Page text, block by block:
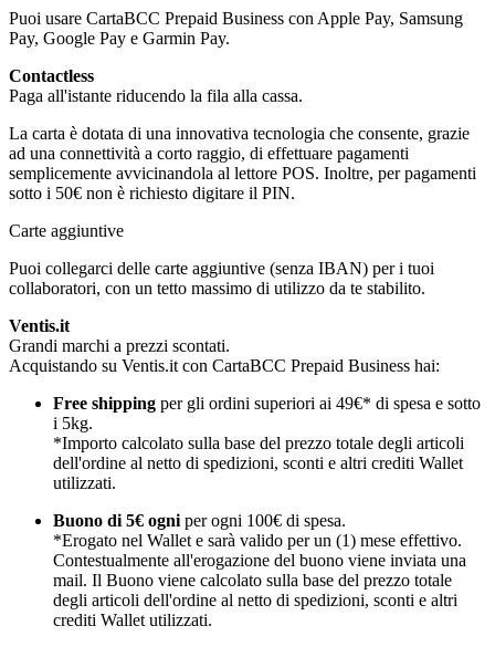
Puoi usare CartaBCC Prepaid Business con Apple Pay, Samsung
Pay, Google Pay e Garmin Pay.
Contactless
Paga all'istante riducendo la fila alla cassa.
La carta è dotata di una innovativa tecnologia che consente, grazie
ad una connettività a corto raggio, di effettuare pagamenti
semplicemente avvicinandola al lettore POS. Inoltre, per pagamenti
sotto i 50€ non è richiesto digitare il PIN.
Carte aggiuntive
Puoi collegarci delle carte aggiuntive (senza IBAN) per i tuoi
collaboratori, con un tetto massimo di utilizzo da te stabilito.
Ventis.it
Grandi marchi a prezzi scontati.
Acquistando su Ventis.it con CartaBCC Prepaid Business hai:
Free shipping per gli ordini superiori ai 49€* di spesa e sotto
i 5kg.
*Importo calcolato sulla base del prezzo totale degli articoli
dell'ordine al netto di spedizioni, sconti e altri crediti Wallet
utilizzati.
Buono di 5€ ogniper ogni 100€ di spesa.
*Erogato nel Wallet e sarà valido per un (1) mese effettivo.
Contestualmente all'erogazione del buono viene inviata una
mail. Il Buono viene calcolato sulla base del prezzo totale
degli articoli dell'ordine al netto di spedizioni, sconti e altri
crediti Wallet utilizzati.